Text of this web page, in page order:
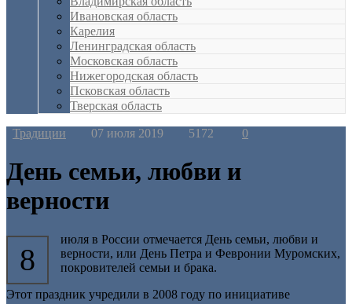
Ивановская область
Карелия
Ленинградская область
Московская область
Нижегородская область
Псковская область
Тверская область
Традиции 07 июля 2019 5172 0
День семьи, любви и
верности
8
июля в России отмечается День семьи, любви и
верности, или День Петра и Февронии Муромских,
покровителей семьи и брака.
Этот праздник учредили в 2008 году по инициативе